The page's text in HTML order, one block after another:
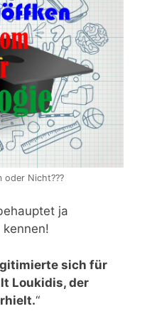
oder Nicht???
ja
sich für
Loukidis, der
“